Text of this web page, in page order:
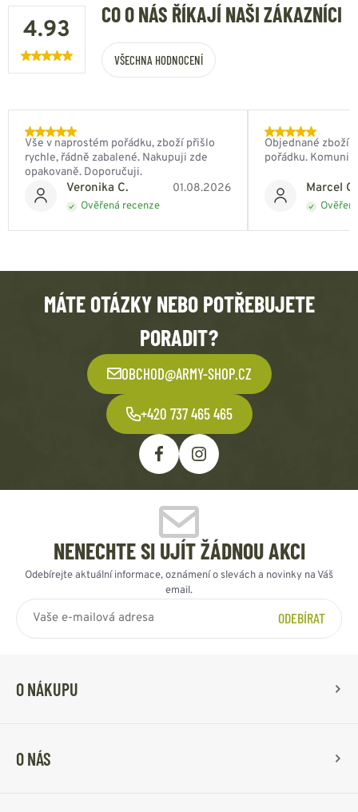
4.93
CO O NÁS ŘÍKAJÍ NAŠI ZÁKAZNÍCI
VŠECHNA HODNOCENÍ
Veronika C. 01.08.2026
Ověřená recenze
Vše v naprostém pořádku, zboží přišlo
rychle, řádně zabalené. Nakupuji zde
opakovaně. Doporučuji.
Marcel
Objednané zboží
pořádku.
MÁTE OTÁZKY NEBO POTŘEBUJETE
PORADIT?
OBCHOD@ARMY-SHOP.CZ
+420 737 465 465
NENECHTE SI UJÍT ŽÁDNOU AKCI
Odebírejte aktuální informace, oznámení o slevách a novinky na Váš
email.
ODEBÍRAT
O NÁKUPU
O NÁS